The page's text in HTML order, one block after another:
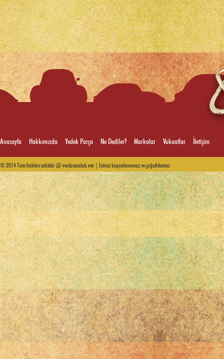
Anasayfa Hakkımızda Yedek Parça Ne Dediler? Markalar Vukuatlar İletişim
© 2014 Tüm hakları saklıdır @ vwclassicsclub.net | İzinsiz kopyalanamaz ve çoğaltılamaz